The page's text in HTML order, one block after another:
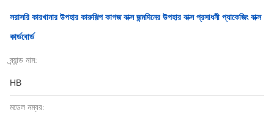
সরাসরি কারখানার উপহার কারুশিল্প কাগজ বাক্স জন্মদিনের উপহার বাক্স প্রসাধনী প্যাকেজিং বাক্স
কার্ডবোর্ড
ব্র্যান্ড নাম:
HB
মডেল নম্বর: